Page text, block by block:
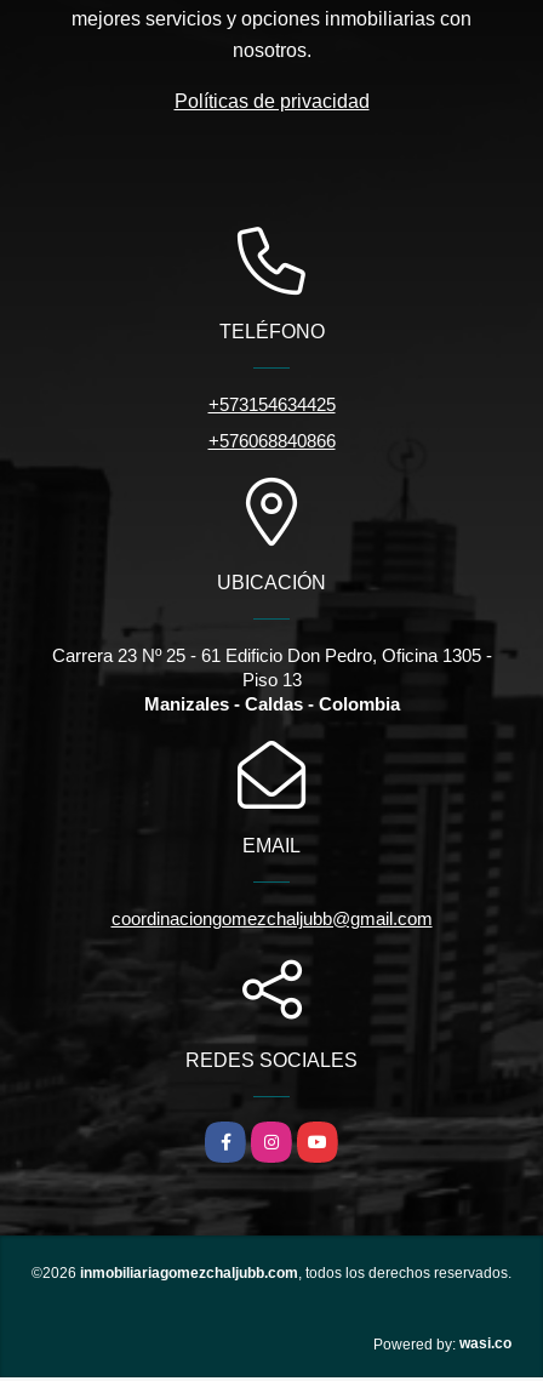
mejores servicios y opciones inmobiliarias con
nosotros.
Políticas de privacidad
TELÉFONO
+573154634425
+576068840866
UBICACIÓN
Carrera 23 Nº 25 - 61 Edificio Don Pedro, Oficina 1305 -
Piso 13
Manizales - Caldas - Colombia
EMAIL
coordinaciongomezchaljubb@gmail.com
REDES SOCIALES
FacebookInstagramYouTube
©2026 inmobiliariagomezchaljubb.com, todos los derechos reservados.
Powered by: wasi.co